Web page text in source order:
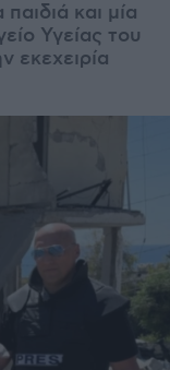
και μία
Υγείας του
εκεχειρία